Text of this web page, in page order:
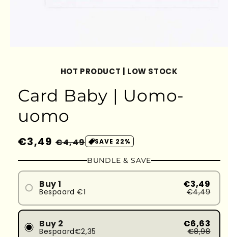
HOT PRODUCT | LOW STOCK
Card Baby | Uomo-
uomo
Prezzo
di
listino
€3,49 Prezzo
scontato
€4,49 SAVE 22%
BUNDLE & SAVE
Buy 1
Bespaard €1
€3,49
€4,49
Buy 2
Bespaard€2,35
€6,63
€8,98